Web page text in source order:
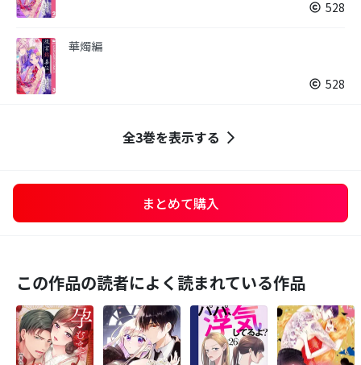
528
華燭編
528
全3巻を表示する
まとめて購入
この作品の読者によく読まれている作品